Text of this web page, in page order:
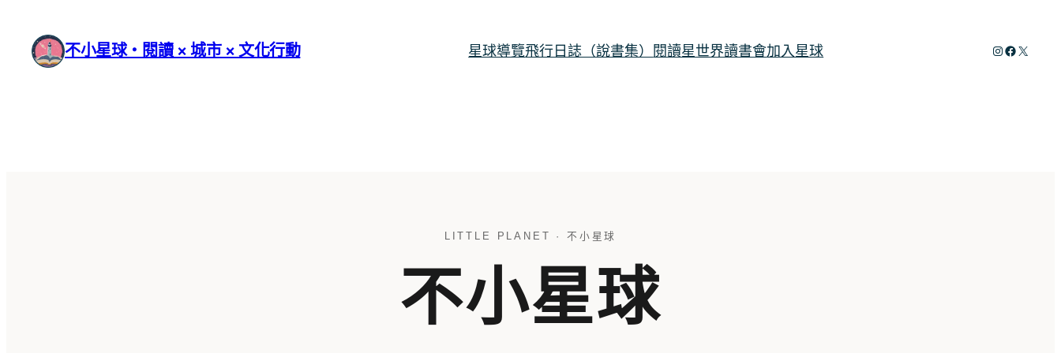
不小星球・閱讀 × 城市 × 文化行動 星球導覽飛行日誌（說書集） 閱讀星世界讀書會加入星球 Instagram
X
LITTLE PLANET · 不小星球
不小星球